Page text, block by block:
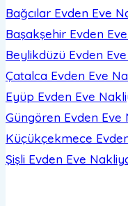
Bağcılar Evden Eve
Başakşehir Evden
Beylikdüzü Evden
Çatalca Evden Eve
Eyüp Evden Eve
Güngören Evden Eve
Küçükçekmece
Şişli Evden Eve